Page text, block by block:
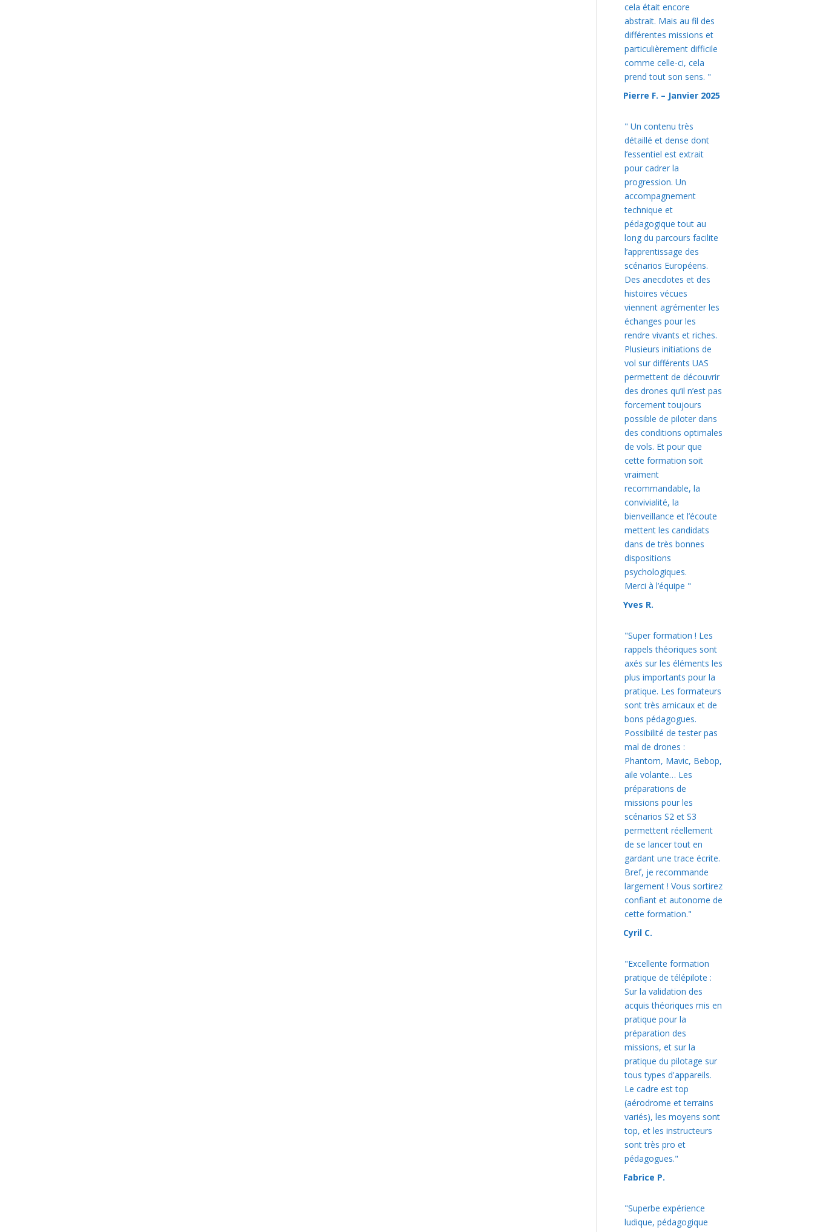
cela était encore
abstrait. Mais au fil des
différentes missions et
particulièrement difficile
comme celle-ci, cela
prend tout son sens. "
Pierre F. – Janvier 2025
"Un contenu très
détaillé et dense dont
l’essentiel est extrait
pour cadrer la
progression. Un
accompagnement
technique et
pédagogique tout au
long du parcours facilite
l’apprentissage des
scénarios Européens.
Des anecdotes et des
histoires vécues
viennent agrémenter les
échanges pour les
rendre vivants et riches.
Plusieurs initiations de
vol sur différents UAS
permettent de découvrir
des drones qu’il n’est pas
forcement toujours
possible de piloter dans
des conditions optimales
de vols. Et pour que
cette formation soit
vraiment
recommandable, la
convivialité, la
bienveillance et l’écoute
mettent les candidats
dans de très bonnes
dispositions
psychologiques.
Merci à l’équipe "
Yves R.
"Super formation ! Les
rappels théoriques sont
axés sur les éléments les
plus importants pour la
pratique. Les formateurs
sont très amicaux et de
bons pédagogues.
Possibilité de tester pas
mal de drones :
Phantom, Mavic, Bebop,
aile volante… Les
préparations de
missions pour les
scénarios S2 et S3
permettent réellement
de se lancer tout en
gardant une trace écrite.
Bref, je recommande
largement ! Vous sortirez
confiant et autonome de
cette formation."
Cyril C.
"Excellente formation
pratique de télépilote :
Sur la validation des
acquis théoriques mis en
pratique pour la
préparation des
missions, et sur la
pratique du pilotage sur
tous types d'appareils.
Le cadre est top
(aérodrome et terrains
variés), les moyens sont
top, et les instructeurs
sont très pro et
pédagogues."
Fabrice P.
"Superbe expérience
ludique, pédagogique